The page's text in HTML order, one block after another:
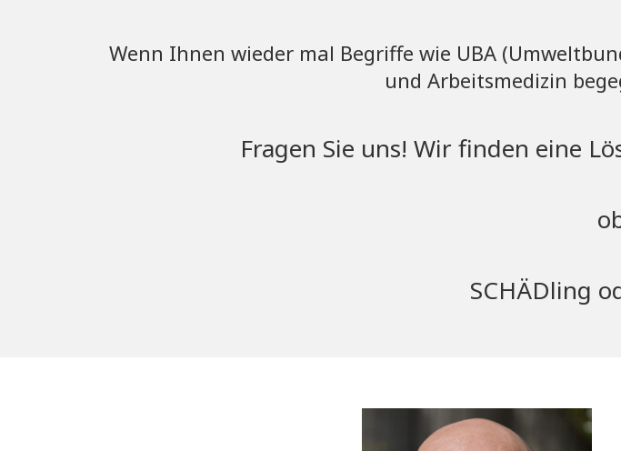
Wenn Ihnen wieder mal Begriffe wie UBA
und Arbeitsmedizin
Fragen Sie uns! Wir finden eine
SCHÄDling